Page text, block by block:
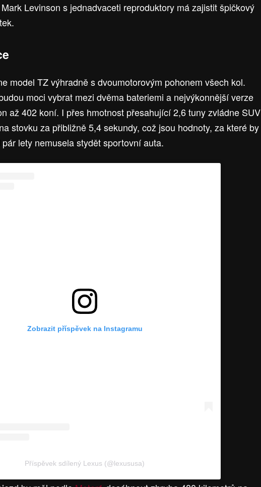
Levinson s jednadvaceti reproduktory má zajistit špičkový
model TZ výhradně s dvoumotorovým pohonem všech kol.
moci vybrat mezi dvěma bateriemi a nejvýkonnější verze
až 402 koní. I přes hmotnost přesahující 2,6 tuny zvládne SUV
stovku za přibližně 5,4 sekundy, což jsou hodnoty, za které by
lety nemusela stydět sportovní auta.
Zobrazit příspěvek na Instagramu
Příspěvek sdílený Lexus (@lexususa)